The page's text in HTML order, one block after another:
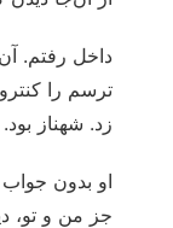
داخل رفتم.
ترسم را
زد. شهناز
او بدون
جز من و تو،